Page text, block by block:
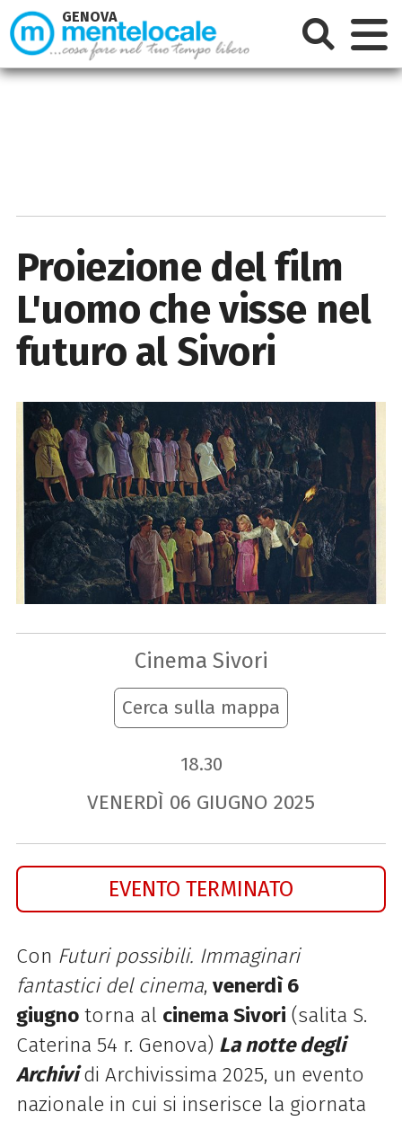
Proiezione del film
L'uomo che visse nel
futuro al Sivori
Cinema Sivori
Cerca sulla mappa
18.30
VENERDÌ 06 GIUGNO 2025
EVENTO TERMINATO
Con Futuri possibili. Immaginari
fantastici del cinema, venerdì 6
giugnotorna al cinema Sivori (salita S.
Caterina 54 r. Genova) La notte degli
Archividi Archivissima 2025, un evento
nazionale in cui si inserisce la giornata
GENOVA